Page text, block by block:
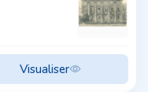
Visualiser